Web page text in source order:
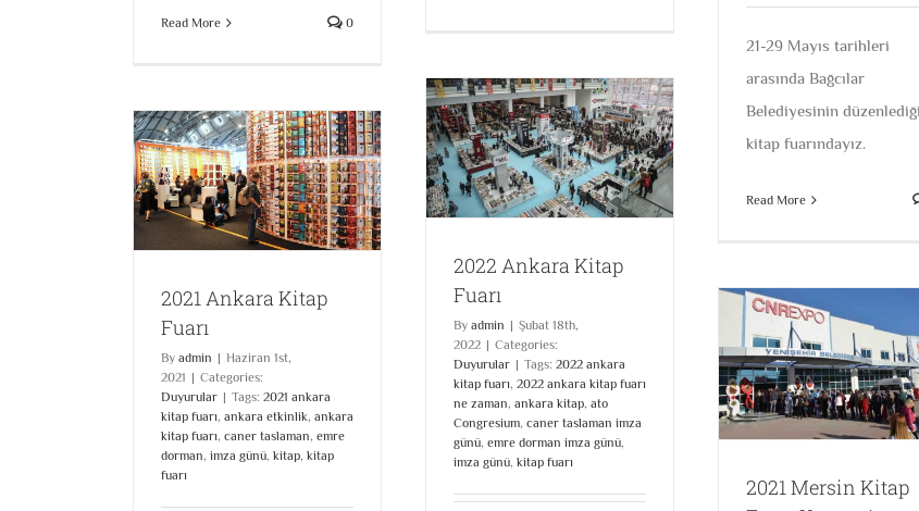
Read More 0
21-29 Mayıs tarihleri
arasında Bağcılar
Belediyesinin düzenlediği
kitap fuarındayız.
Read More
2022 Ankara Kitap Fuarı
Duyurular
2022 Ankara Kitap
Fuarı
By admin | Şubat 18th,
2022 | Categories:
Duyurular | Tags: 2022 ankara
kitap fuarı, 2022 ankara kitap fuarı
ne zaman, ankara kitap, ato
Congresium, caner taslaman imza
günü, emre dorman imza günü,
imza günü, kitap fuarı
2021 Ankara Kitap
Fuarı
By admin | Haziran 1st,
2021 | Categories:
Duyurular | Tags: 2021 ankara
kitap fuarı, ankara etkinlik, ankara
kitap fuarı, caner taslaman, emre
dorman, imza günü, kitap, kitap
fuarı
2021 Mersin Kitap Fuarı
Kasım Ayına Ertelendi
Duyurular
2021 Mersin Kitap